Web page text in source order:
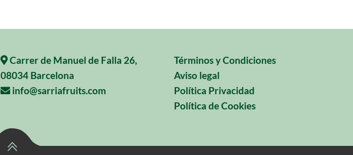
Carrer de Manuel de Falla 26,
08034 Barcelona
info@sarriafruits.com
Términos y Condiciones
Aviso legal
Política Privacidad
Política de Cookies